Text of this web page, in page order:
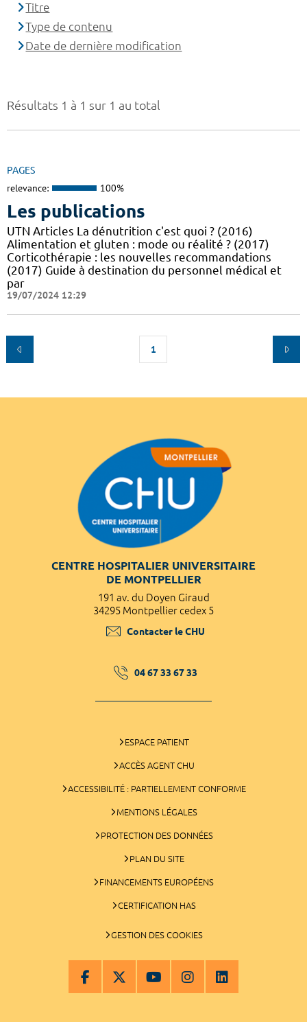
Résultats 1 à 1 sur 1 au total
PAGES
relevance: 100%
Les publications
UTN Articles La dénutrition c'est quoi ? (2016)
Alimentation et gluten : mode ou réalité ? (2017)
Corticothérapie : les nouvelles recommandations
(2017) Guide à destination du personnel médical et
par
19/07/2024 12:29
1
Titre
Type de contenu
Date de dernière modification
CENTRE HOSPITALIER UNIVERSITAIRE
DE MONTPELLIER
191 av. du Doyen Giraud
34295 Montpellier cedex 5
Contacter le CHU
04 67 33 67 33
ESPACE PATIENT
ACCÈS AGENT CHU
ACCESSIBILITÉ : PARTIELLEMENT CONFORME
MENTIONS LÉGALES
PROTECTION DES DONNÉES
PLAN DU SITE
FINANCEMENTS EUROPÉENS
CERTIFICATION HAS
GESTION DES COOKIES